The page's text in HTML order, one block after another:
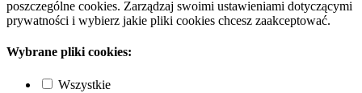
poszczególne cookies. Zarządzaj swoimi ustawieniami dotyczącymi
prywatności i wybierz jakie pliki cookies chcesz zaakceptować.
Wybrane pliki cookies:
Wszystkie